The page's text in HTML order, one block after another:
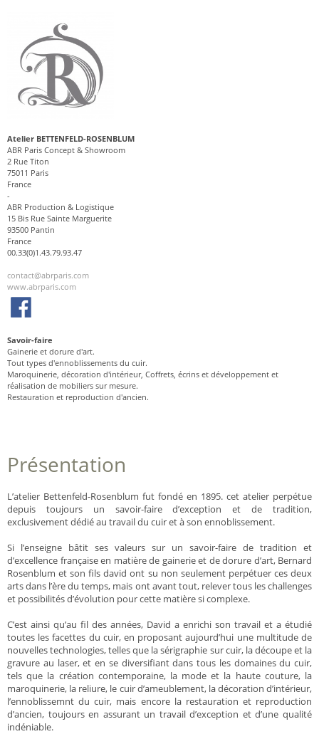
Atelier BETTENFELD-ROSENBLUM
ABR Paris Concept & Showroom
2 Rue Titon
75011 Paris
France
-
ABR Production & Logistique
15 Bis Rue Sainte Marguerite
93500 Pantin
France
00.33(0)1.43.79.93.47
contact@abrparis.com
www.abrparis.com
Savoir-faire
Gainerie et dorure d'art.
Tout types d'ennoblissements du cuir.
Maroquinerie, décoration d'intérieur, Coffrets, écrins et développement et
réalisation de mobiliers sur mesure.
Restauration et reproduction d'ancien.
Présentation
L’atelier Bettenfeld-Rosenblum fut fondé en 1895. cet atelier perpétue
depuis toujours un savoir-faire d’exception et de tradition,
exclusivement dédié au travail du cuir et à son ennoblissement.
Si l’enseigne bâtit ses valeurs sur un savoir-faire de tradition et
d’excellence française en matière de gainerie et de dorure d’art, Bernard
Rosenblum et son fils david ont su non seulement perpétuer ces deux
arts dans l’ère du temps, mais ont avant tout, relever tous les challenges
et possibilités d’évolution pour cette matière si complexe.
C’est ainsi qu’au fil des années, David a enrichi son travail et a étudié
toutes les facettes du cuir, en proposant aujourd’hui une multitude de
nouvelles technologies, telles que la sérigraphie sur cuir, la découpe et la
gravure au laser, et en se diversifiant dans tous les domaines du cuir,
tels que la création contemporaine, la mode et la haute couture, la
maroquinerie, la reliure, le cuir d’ameublement, la décoration d’intérieur,
l’ennoblissemnt du cuir, mais encore la restauration et reproduction
d’ancien, toujours en assurant un travail d’exception et d’une qualité
indéniable.